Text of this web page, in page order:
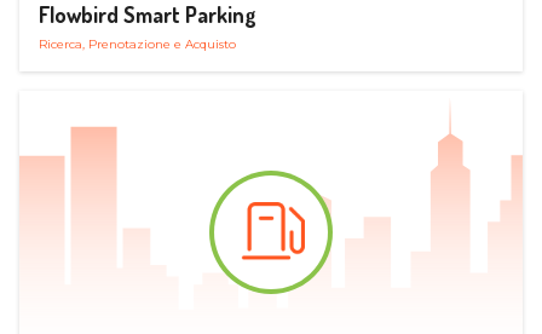
Flowbird Smart Parking
Ricerca, Prenotazione e Acquisto